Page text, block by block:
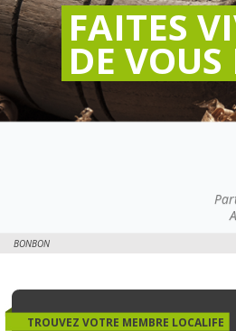
FAITES
DE
BONBON
TROUVEZ VOTRE MEMBRE LOCALIFE